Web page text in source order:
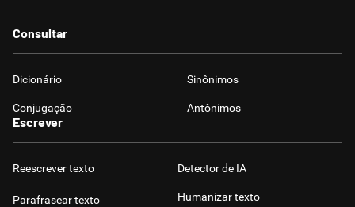
Consultar
Dicionário Sinônimos
Conjugação Antônimos
Escrever
Reescrever texto
Parafrasear texto
Detector de IA
Humanizar texto